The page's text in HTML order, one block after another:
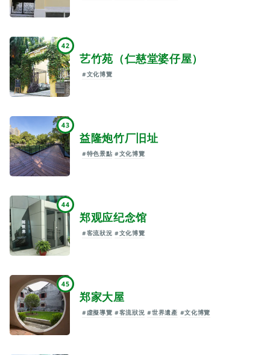
42
艺竹苑（仁慈堂婆仔屋）
#文化博覽
43
益隆炮竹厂旧址
#特色景點 #文化博覽
44
郑观应纪念馆
#客流狀況 #文化博覽
45
郑家大屋
#虛擬導覽 #客流狀況 #世界遺產 #文化博覽